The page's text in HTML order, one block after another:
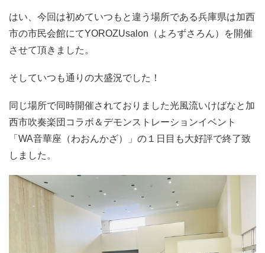
はい、今回は初めていつもと違う場所である兵庫県は加西
市の市民会館にてYOROZUsalon（よろずさろん）を開催
させて頂きました。
そしていつも通りの大盛況でした！
同じ場所で同時開催されておりました光風流いけばなと加
西市吹奏楽団コラボ＆デモンストレーションイベント
「WA音華座（わおんかざ）」の１日目も大好評で終了致
しました。